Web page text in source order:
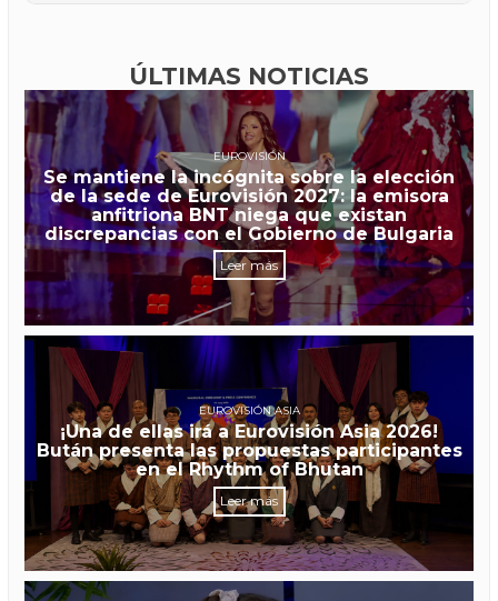
ÚLTIMAS NOTICIAS
EUROVISIÓN
Se mantiene la incógnita sobre la elección
de la sede de Eurovisión 2027: la emisora
anfitriona BNT niega que existan
discrepancias con el Gobierno de Bulgaria
Leer más
EUROVISIÓN ASIA
¡Una de ellas irá a Eurovisión Asia 2026!
Bután presenta las propuestas participantes
en el Rhythm of Bhutan
Leer más